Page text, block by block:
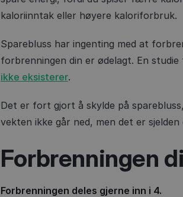
kaloriinntak eller høyere kaloriforbruk.
Sparebluss har ingenting med at
forbrenningen din er ødelagt. En
ikke eksisterer.
Det er fort gjort å skylde på
vekten ikke går ned, men det er
Forbrenningen
Forbrenningen deles gjerne inn i 4.